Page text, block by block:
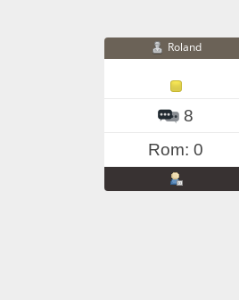
Roland
8
Rom: 0